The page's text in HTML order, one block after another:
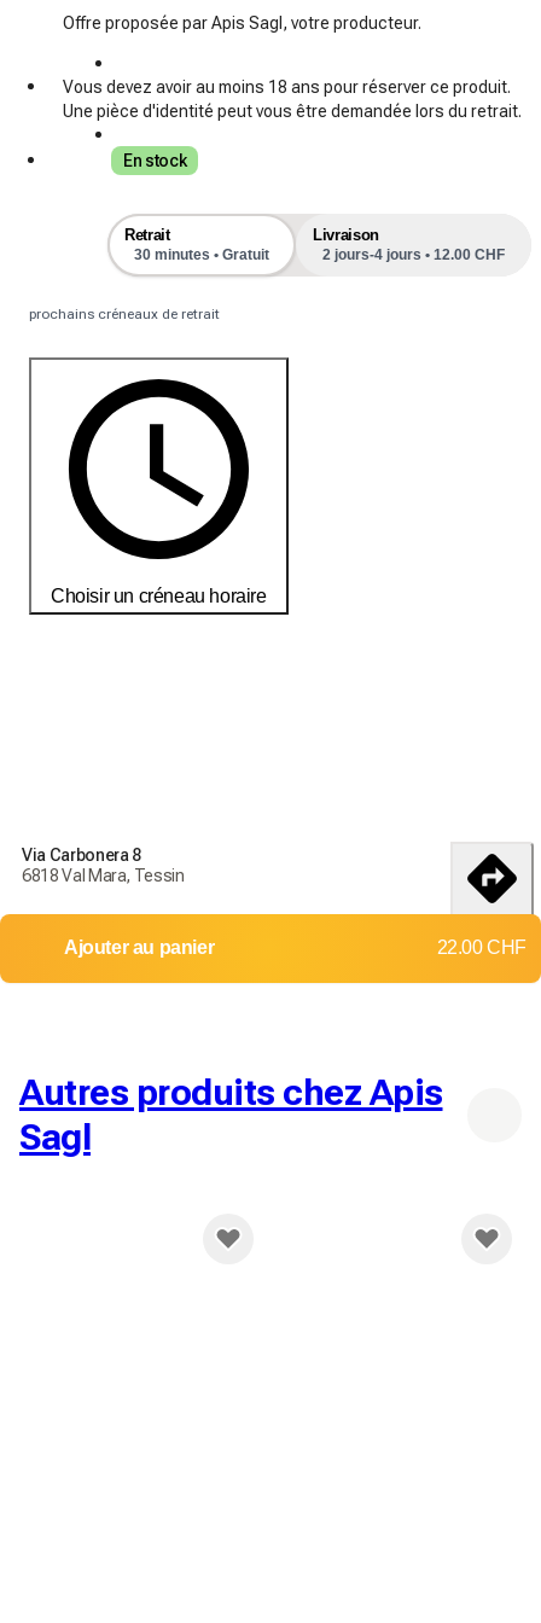
Offre proposée par Apis Sagl, votre producteur.
Vous devez avoir au moins 18 ans pour réserver ce produit.
Une pièce d'identité peut vous être demandée lors du retrait.
En stock
Retrait
30 minutes • Gratuit
Livraison
2 jours-4 jours • 12.00 CHF
prochains créneaux de retrait
Choisir un créneau horaire
Commandez aujourd'hui pour recevoir vos produits d'ici le
18-25 débembre
Via Carbonera 8
6818 Val Mara, Tessin
itinéraire
Ajouter au panier 22.00 CHF
Autres produits chez Apis
Sagl